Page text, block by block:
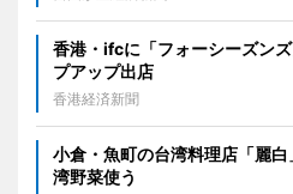
香港・ifcに「フォーシーズン
プアップ出店
香港経済新聞
小倉・魚町の台湾料理店「麗
湾野菜使う